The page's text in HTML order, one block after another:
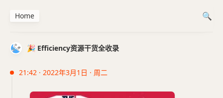
🎉 Efficiency资源干货全收录
21:42 · 2022年3月1日 · 周二
Home